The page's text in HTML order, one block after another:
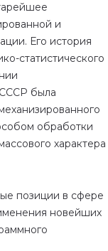
и
Его история
статистического
СССР была
обработки
характера
позиции в сфере
новейших